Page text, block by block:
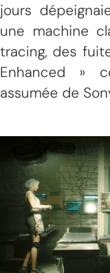
jours
une machine
tracing, des
Enhanced »
assumée de